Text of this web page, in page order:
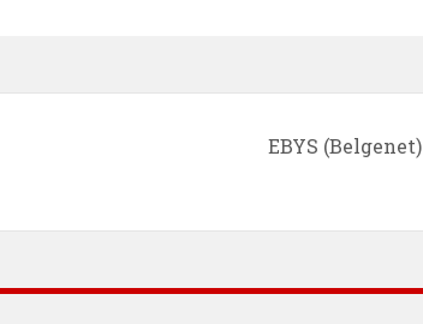
EBYS (Belgenet)